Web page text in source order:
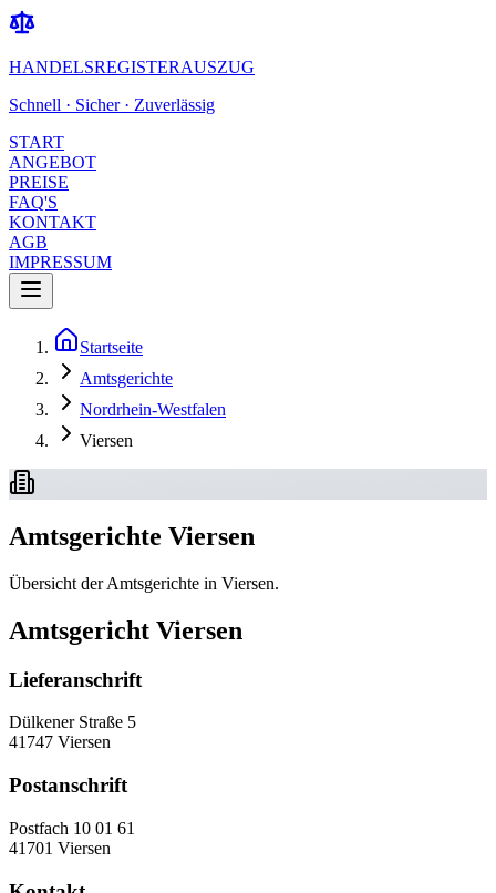
HANDELSREGISTERAUSZUG
Schnell · Sicher · Zuverlässig
START
ANGEBOT
PREISE
FAQ'S
KONTAKT
AGB
IMPRESSUM
Startseite
Amtsgerichte
Nordrhein-Westfalen
Viersen
Amtsgerichte Viersen
Übersicht der Amtsgerichte in Viersen.
Amtsgericht Viersen
Lieferanschrift
Dülkener Straße 5
41747 Viersen
Postanschrift
Postfach 10 01 61
41701 Viersen